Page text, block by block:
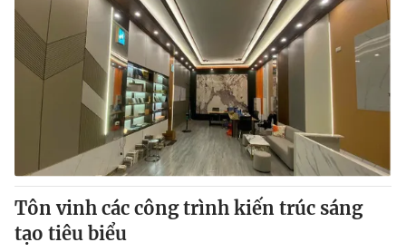
Tôn vinh các công trình kiến trúc sáng
tạo tiêu biểu